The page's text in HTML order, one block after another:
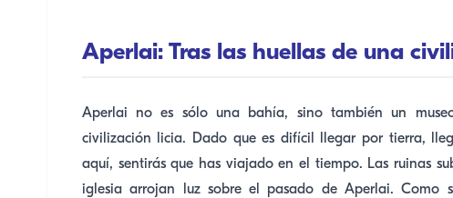
Aperlai: Tras las huellas de una
Aperlai no es sólo una bahía, sino también un
civilización licia. Dado que es difícil llegar por tierra,
aquí, sentirás que has viajado en el tiempo. Las ruinas
iglesia arrojan luz sobre el pasado de Aperlai. Como